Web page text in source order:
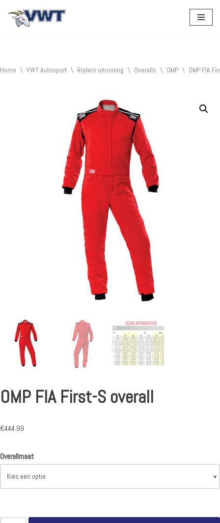
Home \ VWT Autosport \ Rijders uitrusting \ Overalls \ OMP \ OMP FIA
OMP FIA First-S overall
€444.99
Overallmaat